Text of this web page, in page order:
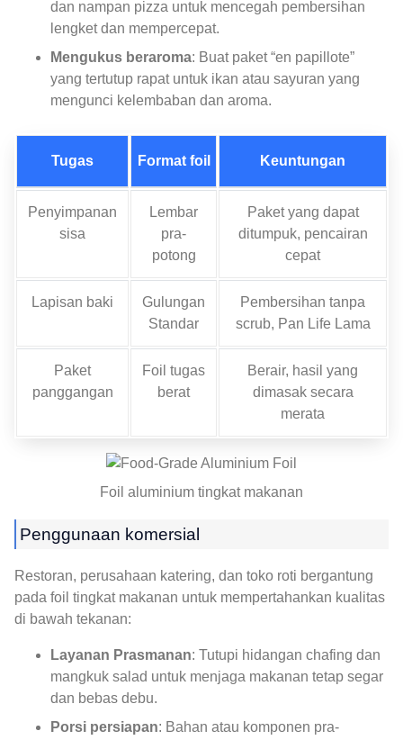
dan nampan pizza untuk mencegah pembersihan
lengket dan mempercepat.
Mengukus beraroma: Buat paket “en papillote”
yang tertutup rapat untuk ikan atau sayuran yang
mengunci kelembaban dan aroma.
Tugas Format foil Keuntungan
Penyimpanan
sisa
Lembar
pra-
potong
Paket yang dapat
ditumpuk, pencairan
cepat
Lapisan baki
Gulungan
Standar
Pembersihan tanpa
scrub, Pan Life Lama
Paket
panggangan
Foil tugas
berat
Berair, hasil yang
dimasak secara
merata
Foil aluminium tingkat makanan
Penggunaan komersial
Restoran, perusahaan katering, dan toko roti bergantung
pada foil tingkat makanan untuk mempertahankan kualitas
di bawah tekanan:
Layanan Prasmanan: Tutupi hidangan chafing dan
mangkuk salad untuk menjaga makanan tetap segar
dan bebas debu.
Porsi persiapan: Bahan atau komponen pra-